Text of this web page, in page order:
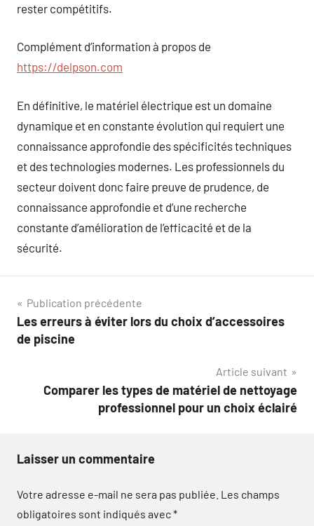
rester compétitifs.
Complément d’information à propos de
https://delpson.com
En définitive, le matériel électrique est un domaine
dynamique et en constante évolution qui requiert une
connaissance approfondie des spécificités techniques
et des technologies modernes. Les professionnels du
secteur doivent donc faire preuve de prudence, de
connaissance approfondie et d’une recherche
constante d’amélioration de l’efficacité et de la
sécurité.
Navigation
de
Publication précédente
Les erreurs à éviter lors du choix d’accessoires
de piscine
Article suivant
Comparer les types de matériel de nettoyage
professionnel pour un choix éclairé
Laisser un commentaire
Votre adresse e-mail ne sera pas publiée. Les champs
obligatoires sont indiqués avec*